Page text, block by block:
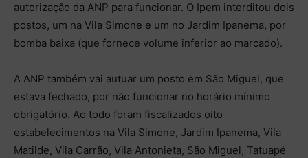
autorização da ANP para funcionar. O Ipem interditou dois
postos, um na Vila Simone e um no Jardim Ipanema, por
bomba baixa (que fornece volume inferior ao marcado).
A ANP também vai autuar um posto em São Miguel, que
estava fechado, por não funcionar no horário mínimo
obrigatório. Ao todo foram fiscalizados oito
estabelecimentos na Vila Simone, Jardim Ipanema, Vila
Matilde, Vila Carrão, Vila Antonieta, São Miguel, Tatuapé